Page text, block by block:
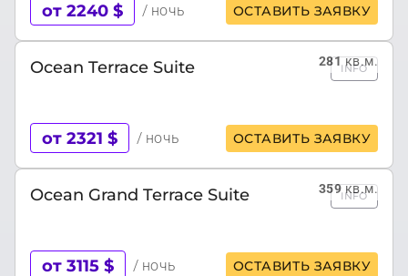
от 2240 $ / ночь ОСТАВИТЬ ЗАЯВКУ
281кв.м.
Ocean Terrace Suite INFO
от 2321 $ / ночь ОСТАВИТЬ ЗАЯВКУ
359кв.м.
Ocean Grand Terrace Suite INFO
от 3115 $ / ночь ОСТАВИТЬ ЗАЯВКУ